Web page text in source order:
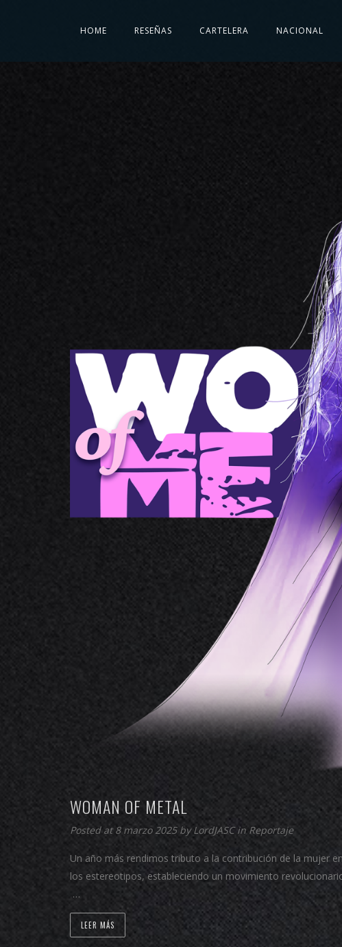
HOME RESEÑAS CARTELERA NACIONAL
WOMAN OF METAL
Posted at 8 marzo 2025 byLordJASCin Reportaje
Un año más rendimos tributo a la contribución de la mujer
los estereotipos, estableciendo un movimiento
…
LEER MÁS